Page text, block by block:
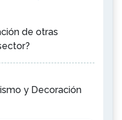
de otras
y Decoración